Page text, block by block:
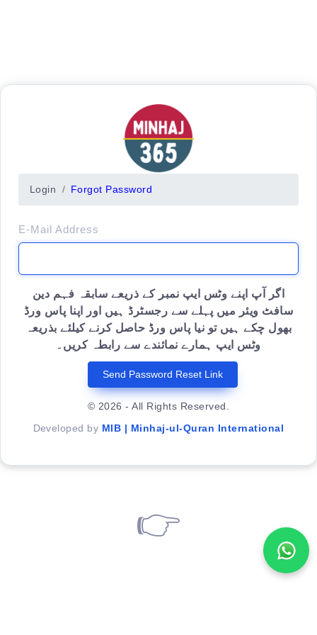
Login Forgot Password
E-Mail Address
اگر آپ اپنے وٹس ایپ نمبر کے ذریعے سابقہ فہم دین
سافٹ ویئر میں پہلے سے رجسٹرڈ ہیں اور اپنا پاس ورڈ
بھول چکے ہیں تو نیا پاس ورڈ حاصل کرنے کیلئے بذریعہ
وٹس ایپ ہمارے نمائندے سے رابطہ کریں۔
Send Password Reset Link
© 2026 - All Rights Reserved.
Developed by MIB | Minhaj-ul-Quran International
👉